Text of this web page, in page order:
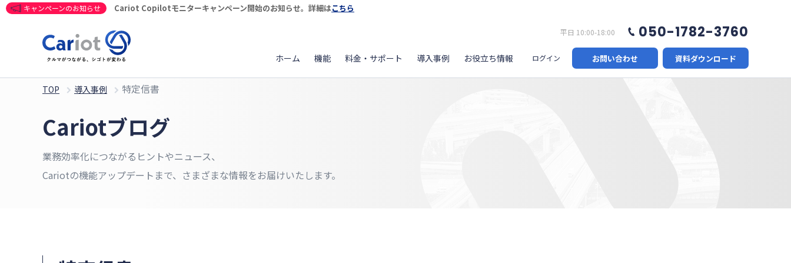
キャンペーンのお知らせ Cariot Copilotモニターキャンペーン開始のお知らせ。詳細はこちら
ホーム 機能 料金・サポート 導入事例 お役立ち情報
平日 10:00-18:00 050-1782-3760
ログイン お問い合わせ 資料ダウンロード
TOP 導入事例 特定信書
Cariotブログ
業務効率化につながるヒントやニュース、
Cariotの機能アップデートまで、さまざまな情報をお届けいたします。